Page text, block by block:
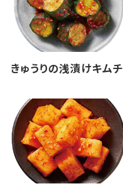
きゅうりの浅漬けキムチ